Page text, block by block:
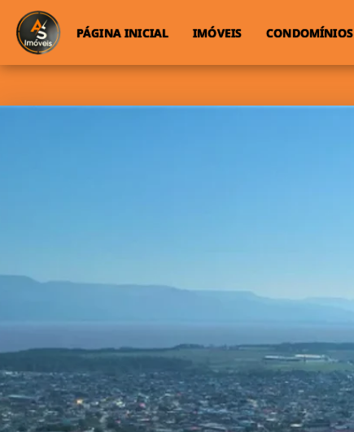
PÁGINA INICIAL IMÓVEIS CONDOMÍNIOS